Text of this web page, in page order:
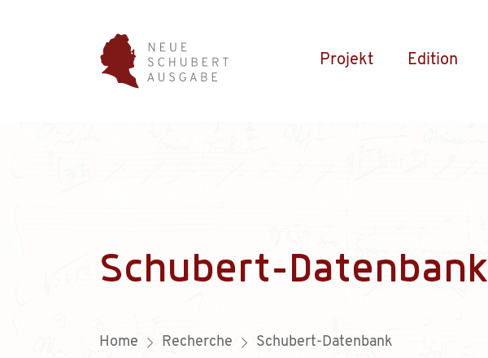
Projekt Edition
Schubert-Datenbank
Home Recherche Schubert-Datenbank